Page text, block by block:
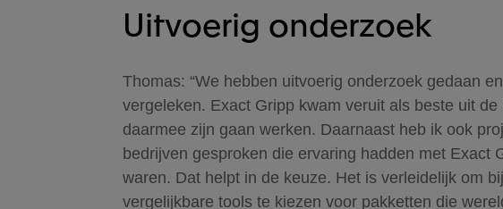
Uitvoerig onderzoek
Thomas: “We hebben uitvoerig onderzoek gedaan
vergeleken. Exact Gripp kwam veruit als beste uit
daarmee zijn gaan werken. Daarnaast heb ik ook
bedrijven gesproken die ervaring hadden met Exact
waren. Dat helpt in de keuze. Het is verleidelijk om
vergelijkbare tools te kiezen voor pakketten die